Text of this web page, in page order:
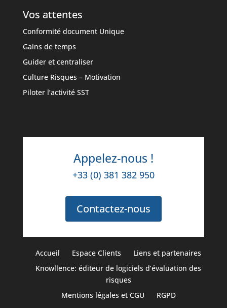
Vos attentes
Conformité document Unique
Gains de temps
Guider et centraliser
Culture Risques – Motivation
Piloter l’activité SST
Appelez-nous !
+33 (0) 381 382 950
Contactez-nous
Accueil Espace Clients
Liens et partenaires
Knowllence: éditeur de logiciels d’évaluation des
risques
Mentions légales et CGU
RGPD